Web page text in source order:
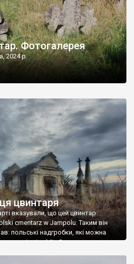
Фотогалерея
2024 р.
цвинтаря
вказували, що цей цвинтар
cmentarz w Jampolu. Таким він
польські надгробки, які можна
епітафії… Загалом цвинтар